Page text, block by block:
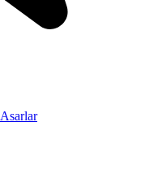
Asarlar